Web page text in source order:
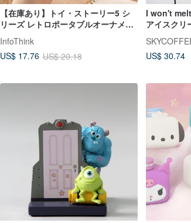
【在庫あり】トイ・ストーリー5 シ
リーズ レトロポータブルオーナメン
InfoThink
US$ 17.76 US$ 20.18
I won't
アイスクリ
US$ 30.74